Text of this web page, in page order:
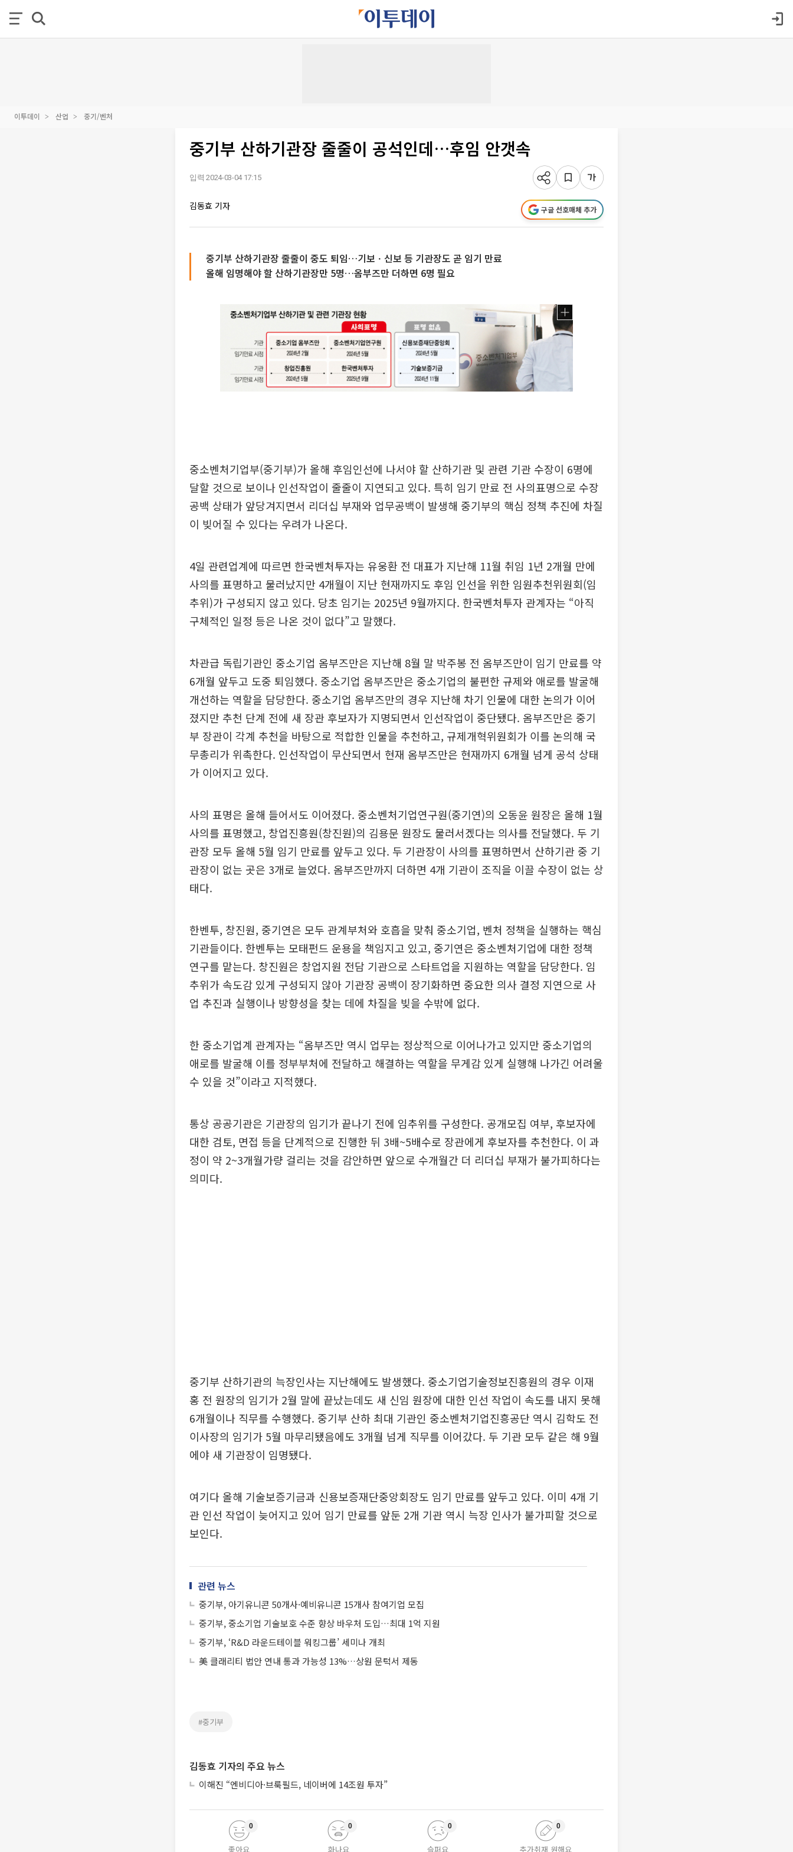
이투데이 산업 중기/벤처
중기부 산하기관장 줄줄이 공석인데…후임 안갯속
입력 2024-03-04 17:15
김동효 기자 구글 선호매체 추가
중기부 산하기관장 줄줄이 중도 퇴임…기보ㆍ신보 등 기관장도 곧 임기 만료
올해 임명해야 할 산하기관장만 5명…옴부즈만 더하면 6명 필요
중소벤처기업부(중기부)가 올해 후임인선에 나서야 할 산하기관 및 관련 기관 수장이 6명에
달할 것으로 보이나 인선작업이 줄줄이 지연되고 있다. 특히 임기 만료 전 사의표명으로 수장
공백 상태가 앞당겨지면서 리더십 부재와 업무공백이 발생해 중기부의 핵심 정책 추진에 차질
이 빚어질 수 있다는 우려가 나온다.
4일 관련업계에 따르면 한국벤처투자는 유웅환 전 대표가 지난해 11월 취임 1년 2개월 만에
사의를 표명하고 물러났지만 4개월이 지난 현재까지도 후임 인선을 위한 임원추천위원회(임
추위)가 구성되지 않고 있다. 당초 임기는 2025년 9월까지다. 한국벤처투자 관계자는 “아직
구체적인 일정 등은 나온 것이 없다”고 말했다.
차관급 독립기관인 중소기업 옴부즈만은 지난해 8월 말 박주봉 전 옴부즈만이 임기 만료를 약
6개월 앞두고 도중 퇴임했다. 중소기업 옴부즈만은 중소기업의 불편한 규제와 애로를 발굴해
개선하는 역할을 담당한다. 중소기업 옴부즈만의 경우 지난해 차기 인물에 대한 논의가 이어
졌지만 추천 단계 전에 새 장관 후보자가 지명되면서 인선작업이 중단됐다. 옴부즈만은 중기
부 장관이 각계 추천을 바탕으로 적합한 인물을 추천하고, 규제개혁위원회가 이를 논의해 국
무총리가 위촉한다. 인선작업이 무산되면서 현재 옴부즈만은 현재까지 6개월 넘게 공석 상태
가 이어지고 있다.
사의 표명은 올해 들어서도 이어졌다. 중소벤처기업연구원(중기연)의 오동윤 원장은 올해 1월
사의를 표명했고, 창업진흥원(창진원)의 김용문 원장도 물러서겠다는 의사를 전달했다. 두 기
관장 모두 올해 5월 임기 만료를 앞두고 있다. 두 기관장이 사의를 표명하면서 산하기관 중 기
관장이 없는 곳은 3개로 늘었다. 옴부즈만까지 더하면 4개 기관이 조직을 이끌 수장이 없는 상
태다.
한벤투, 창진원, 중기연은 모두 관계부처와 호흡을 맞춰 중소기업, 벤처 정책을 실행하는 핵심
기관들이다. 한벤투는 모태펀드 운용을 책임지고 있고, 중기연은 중소벤처기업에 대한 정책
연구를 맡는다. 창진원은 창업지원 전담 기관으로 스타트업을 지원하는 역할을 담당한다. 임
추위가 속도감 있게 구성되지 않아 기관장 공백이 장기화하면 중요한 의사 결정 지연으로 사
업 추진과 실행이나 방향성을 찾는 데에 차질을 빚을 수밖에 없다.
한 중소기업계 관계자는 “옴부즈만 역시 업무는 정상적으로 이어나가고 있지만 중소기업의
애로를 발굴해 이를 정부부처에 전달하고 해결하는 역할을 무게감 있게 실행해 나가긴 어려울
수 있을 것”이라고 지적했다.
통상 공공기관은 기관장의 임기가 끝나기 전에 임추위를 구성한다. 공개모집 여부, 후보자에
대한 검토, 면접 등을 단계적으로 진행한 뒤 3배~5배수로 장관에게 후보자를 추천한다. 이 과
정이 약 2~3개월가량 걸리는 것을 감안하면 앞으로 수개월간 더 리더십 부재가 불가피하다는
의미다.
중기부 산하기관의 늑장인사는 지난해에도 발생했다. 중소기업기술정보진흥원의 경우 이재
홍 전 원장의 임기가 2월 말에 끝났는데도 새 신임 원장에 대한 인선 작업이 속도를 내지 못해
6개월이나 직무를 수행했다. 중기부 산하 최대 기관인 중소벤처기업진흥공단 역시 김학도 전
이사장의 임기가 5월 마무리됐음에도 3개월 넘게 직무를 이어갔다. 두 기관 모두 같은 해 9월
에야 새 기관장이 임명됐다.
여기다 올해 기술보증기금과 신용보증재단중앙회장도 임기 만료를 앞두고 있다. 이미 4개 기
관 인선 작업이 늦어지고 있어 임기 만료를 앞둔 2개 기관 역시 늑장 인사가 불가피할 것으로
보인다.
관련 뉴스
중기부, 아기유니콘 50개사·예비유니콘 15개사 참여기업 모집
중기부, 중소기업 기술보호 수준 향상 바우처 도입…최대 1억 지원
중기부, ‘R&D 라운드테이블 워킹그룹’ 세미나 개최
美 클래리티 법안 연내 통과 가능성 13%…상원 문턱서 제동
#중기부
김동효 기자의 주요 뉴스
이해진 “엔비디아·브룩필드, 네이버에 14조원 투자”
좋아요
0
화나요
0
슬퍼요
0
추가취재 원해요
0